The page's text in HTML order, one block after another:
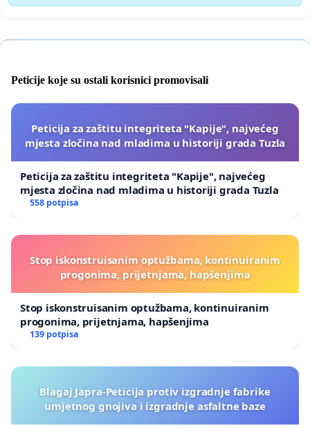
Peticije koje su ostali korisnici promovisali
Peticija za zaštitu integriteta "Kapije", najvećeg
mjesta zločina nad mladima u historiji grada Tuzla
Peticija za zaštitu integriteta "Kapije", najvećeg
mjesta zločina nad mladima u historiji grada Tuzla
558 potpisa
Stop iskonstruisanim optužbama, kontinuiranim
progonima, prijetnjama, hapšenjima
Stop iskonstruisanim optužbama, kontinuiranim
progonima, prijetnjama, hapšenjima
139 potpisa
Blagaj Japra-Peticija protiv izgradnje fabrike
umjetnog gnojiva i izgradnje asfaltne baze